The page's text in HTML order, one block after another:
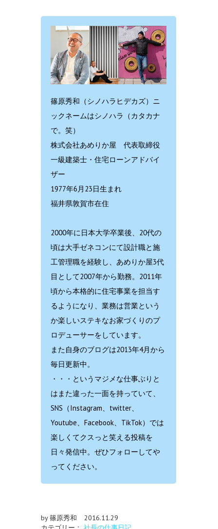
篠原秀和（シノハラヒデカズ）ニ
ックネームはシノハラ（カタカナ
で。笑）
株式会社あめりか屋 代表取締役
一級建築士・住宅ローンアドバイ
ザー
1977年6月23日生まれ
福井県敦賀市在住
2000年に日本大学卒業後、20代の
頃は大手ゼネコンにて設計職と施
工管理職を経験し、あめりか屋3代
目として2007年から勤務。2011年
頃から本格的に住宅事業を担当す
るようになり、業務は営業という
か楽しいステキなお家づくりのプ
ロデューサーをしています。
また自身のブログは2013年4月から
毎日更新中。
・・・というマジメな仕事ぶりと
はまた違った一面を持っていて、
SNS（Instagram、twitter、
Youtube、Facebook、TikTok）では
楽しくてクスっと笑える投稿を
日々発信中。ぜひフォローしてや
ってください。
by 篠原秀和
2016.11.29